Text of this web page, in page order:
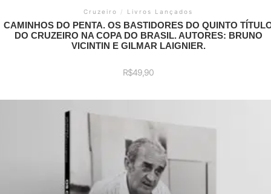
Cruzeiro / Livros Lançados
CAMINHOS DO PENTA. OS BASTIDORES DO QUINTO
DO CRUZEIRO NA COPA DO BRASIL. AUTORES: BRUNO
VICINTIN E GILMAR LAIGNIER.
R$49,90